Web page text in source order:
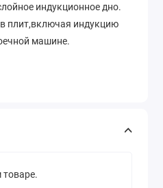
индукционное дно.
плит,включая индукцию
машине.